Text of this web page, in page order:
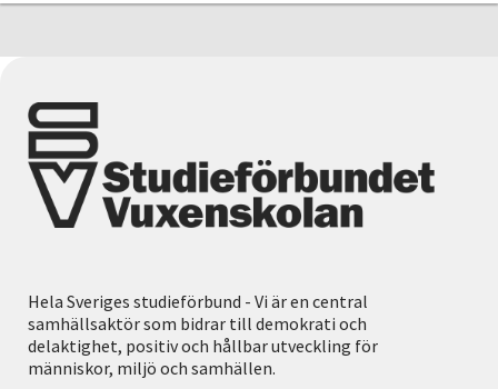
Hela Sveriges studieförbund - Vi är en central
samhällsaktör som bidrar till demokrati och
delaktighet, positiv och hållbar utveckling för
människor, miljö och samhällen.